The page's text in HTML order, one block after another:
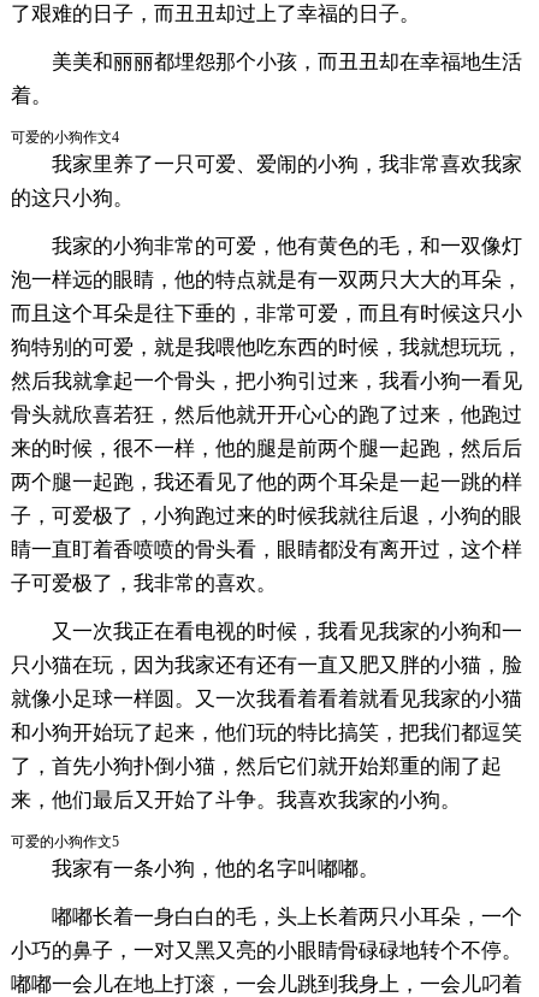
了艰难的日子，而丑丑却过上了幸福的日子。
美美和丽丽都埋怨那个小孩，而丑丑却在幸福地生活
着。
可爱的小狗作文4
我家里养了一只可爱、爱闹的小狗，我非常喜欢我家
的这只小狗。
我家的小狗非常的可爱，他有黄色的毛，和一双像灯
泡一样远的眼睛，他的特点就是有一双两只大大的耳朵，
而且这个耳朵是往下垂的，非常可爱，而且有时候这只小
狗特别的可爱，就是我喂他吃东西的时候，我就想玩玩，
然后我就拿起一个骨头，把小狗引过来，我看小狗一看见
骨头就欣喜若狂，然后他就开开心心的跑了过来，他跑过
来的时候，很不一样，他的腿是前两个腿一起跑，然后后
两个腿一起跑，我还看见了他的两个耳朵是一起一跳的样
子，可爱极了，小狗跑过来的时候我就往后退，小狗的眼
睛一直盯着香喷喷的骨头看，眼睛都没有离开过，这个样
子可爱极了，我非常的喜欢。
又一次我正在看电视的时候，我看见我家的小狗和一
只小猫在玩，因为我家还有还有一直又肥又胖的小猫，脸
就像小足球一样圆。又一次我看着看着就看见我家的小猫
和小狗开始玩了起来，他们玩的特比搞笑，把我们都逗笑
了，首先小狗扑倒小猫，然后它们就开始郑重的闹了起
来，他们最后又开始了斗争。我喜欢我家的小狗。
可爱的小狗作文5
我家有一条小狗，他的名字叫嘟嘟。
嘟嘟长着一身白白的毛，头上长着两只小耳朵，一个
小巧的鼻子，一对又黑又亮的小眼睛骨碌碌地转个不停。
嘟嘟一会儿在地上打滚，一会儿跳到我身上，一会儿叼着